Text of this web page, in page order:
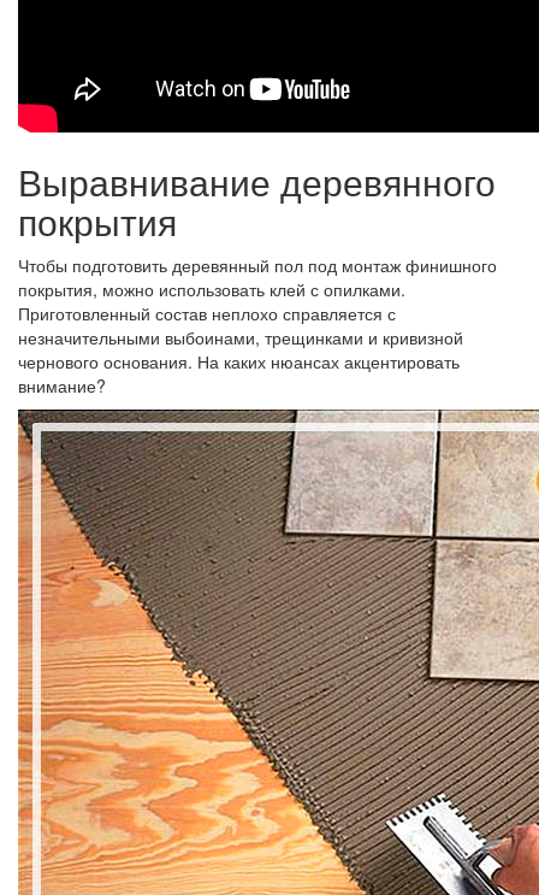
Выравнивание деревянного
покрытия
Чтобы подготовить деревянный пол под монтаж финишного
покрытия, можно использовать клей с опилками.
Приготовленный состав неплохо справляется с
незначительными выбоинами, трещинками и кривизной
чернового основания. На каких нюансах акцентировать
внимание?